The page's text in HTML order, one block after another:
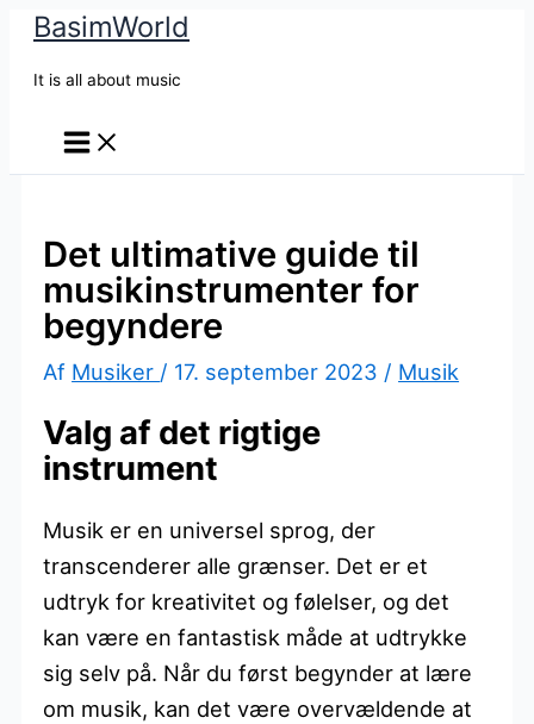
BasimWorld
It is all about music
Det ultimative guide til
musikinstrumenter for
begyndere
Af Musiker / 17. september 2023 / Musik
Valg af det rigtige
instrument
Musik er en universel sprog, der
transcenderer alle grænser. Det er et
udtryk for kreativitet og følelser, og det
kan være en fantastisk måde at udtrykke
sig selv på. Når du først begynder at lære
om musik, kan det være overvældende at